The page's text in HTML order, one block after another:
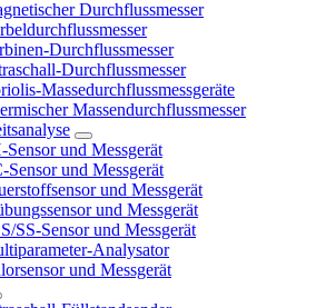
Durchflussmesser
Durchflussmesser
Durchflussmesser
Massedurchflussmessgeräte
Massendurchflussmesser
Sensor und Messgerät
Sensor und Messgerät
und Messgerät
und Messgerät
SS-Sensor und Messgerät
Analysator
und Messgerät